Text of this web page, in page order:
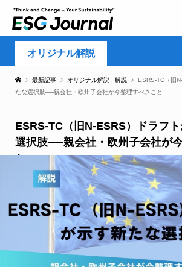
オリジナル解説
最新記事 オリジナル解説 解説
ESRS-TC（旧
たな選択肢──親会社・欧州子会社が今整理すべきこと
ESRS-TC（旧N-ESRS）ドラフ
選択肢──親会社・欧州子会社が
と